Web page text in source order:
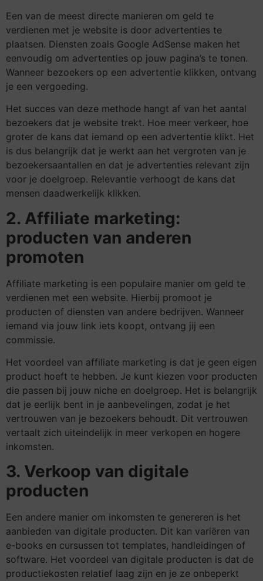
Een van de meest directe manieren om geld te
verdienen met je website is door advertenties te
plaatsen. Diensten zoals Google AdSense maken het
eenvoudig om advertenties op jouw pagina’s te tonen.
Wanneer bezoekers op een advertentie klikken, ontvang
je een vergoeding.
Het succes van deze methode hangt af van het aantal
bezoekers dat je website trekt. Hoe meer verkeer, hoe
groter de kans dat iemand op een advertentie klikt. Het
is dus belangrijk dat je werkt aan het vergroten van je
bezoekersaantallen en dat je advertenties relevant zijn
voor je doelgroep. Relevantie verhoogt de kans dat
mensen daadwerkelijk klikken.
2. Affiliate marketing:
producten van anderen
promoten
Affiliate marketing is een populaire manier om geld te
verdienen met een website. Hierbij promoot je
producten of diensten van andere bedrijven. Wanneer
iemand via jouw link iets koopt, ontvang jij een
commissie.
Het voordeel van affiliate marketing is dat je geen eigen
product hoeft te hebben. Je kunt kiezen voor producten
die passen bij jouw niche en doelgroep. Het is belangrijk
dat je eerlijk bent in je aanbevelingen, zodat je het
vertrouwen van je bezoekers behoudt. Dit vertrouwen
vertaalt zich uiteindelijk in meer verkopen en hogere
inkomsten.
3. Verkoop van digitale
producten
Een andere manier om inkomsten te genereren is het
aanbieden van digitale producten. Dit kan variëren van
e-books en cursussen tot templates, handleidingen of
software. Het voordeel van digitale producten is dat de
productiekosten relatief laag zijn en je ze onbeperkt